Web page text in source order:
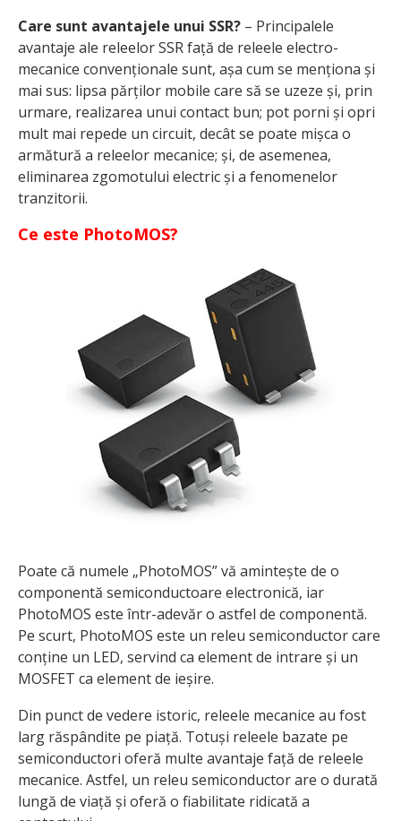
Care sunt avantajele unui SSR? – Principalele
avantaje ale releelor SSR față de releele electro-
mecanice convenționale sunt, așa cum se menționa și
mai sus: lipsa părților mobile care să se uzeze și, prin
urmare, realizarea unui contact bun; pot porni și opri
mult mai repede un circuit, decât se poate mișca o
armătură a releelor mecanice; și, de asemenea,
eliminarea zgomotului electric și a fenomenelor
tranzitorii.
Ce este PhotoMOS?
Poate că numele „PhotoMOS” vă amintește de o
componentă semiconductoare electronică, iar
PhotoMOS este într-adevăr o astfel de componentă.
Pe scurt, PhotoMOS este un releu semiconductor care
conține un LED, servind ca element de intrare și un
MOSFET ca element de ieșire.
Din punct de vedere istoric, releele mecanice au fost
larg răspândite pe piață. Totuși releele bazate pe
semiconductori oferă multe avantaje față de releele
mecanice. Astfel, un releu semiconductor are o durată
lungă de viață și oferă o fiabilitate ridicată a